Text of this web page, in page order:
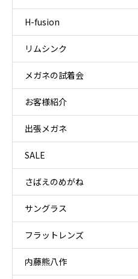
H-fusion
リムシンク
メガネの試着会
お客様紹介
出張メガネ
SALE
さばえのめがね
サングラス
フラットレンズ
内藤熊八作